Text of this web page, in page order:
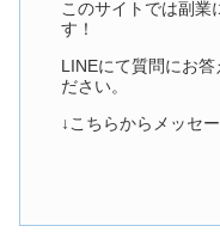
このサイトでは副業
す！
LINEにて質問にお
ださい。
↓こちらからメッセ